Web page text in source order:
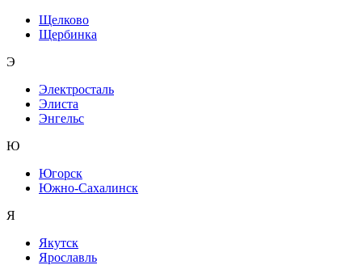
Щелково
Щербинка
Э
Электросталь
Элиста
Энгельс
Ю
Югорск
Южно-Сахалинск
Я
Якутск
Ярославль